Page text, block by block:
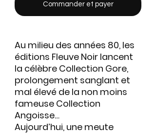
Commander et payer
Au milieu des années 80, les
éditions Fleuve Noir lancent
la célèbre Collection Gore,
prolongement sanglant et
mal élevé de la non moins
fameuse Collection
Angoisse…
Aujourd’hui, une meute